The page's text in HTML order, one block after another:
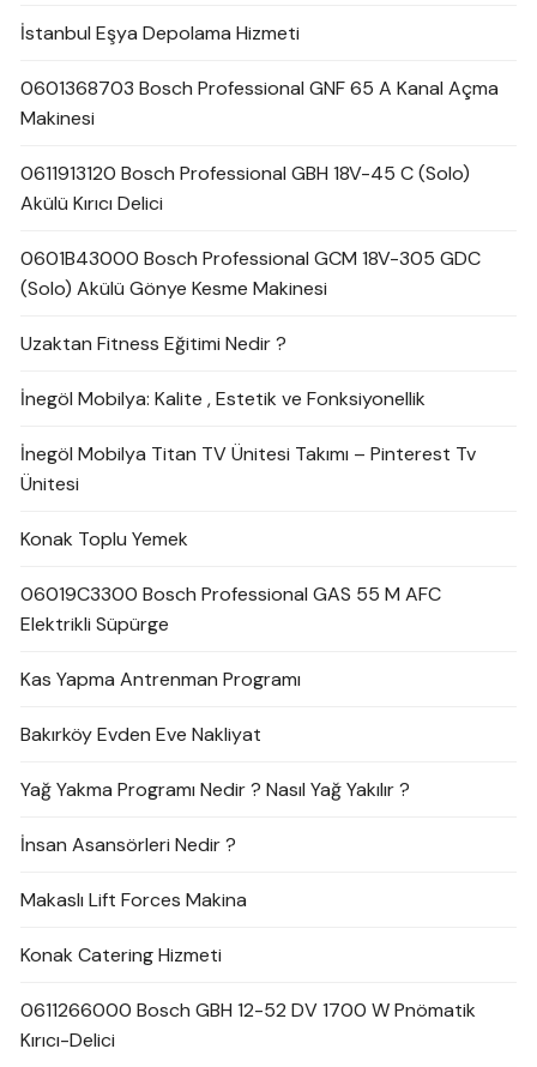
İstanbul Eşya Depolama Hizmeti
0601368703 Bosch Professional GNF 65 A Kanal Açma
Makinesi
0611913120 Bosch Professional GBH 18V-45 C (Solo)
Akülü Kırıcı Delici
0601B43000 Bosch Professional GCM 18V-305 GDC
(Solo) Akülü Gönye Kesme Makinesi
Uzaktan Fitness Eğitimi Nedir ?
İnegöl Mobilya: Kalite , Estetik ve Fonksiyonellik
İnegöl Mobilya Titan TV Ünitesi Takımı – Pinterest Tv
Ünitesi
Konak Toplu Yemek
06019C3300 Bosch Professional GAS 55 M AFC
Elektrikli Süpürge
Kas Yapma Antrenman Programı
Bakırköy Evden Eve Nakliyat
Yağ Yakma Programı Nedir ? Nasıl Yağ Yakılır ?
İnsan Asansörleri Nedir ?
Makaslı Lift Forces Makina
Konak Catering Hizmeti
0611266000 Bosch GBH 12-52 DV 1700 W Pnömatik
Kırıcı-Delici